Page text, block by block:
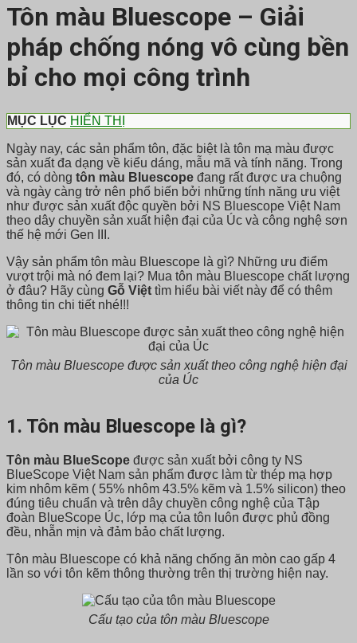
Tôn màu Bluescope – Giải
pháp chống nóng vô cùng bền
bỉ cho mọi công trình
MỤC LỤC HIỂN THỊ
Ngày nay, các sản phẩm tôn, đặc biệt là tôn mạ màu được
sản xuất đa dạng về kiểu dáng, mẫu mã và tính năng. Trong
đó, có dòng tôn màu Bluescope đang rất được ưa chuộng
và ngày càng trở nên phổ biến bởi những tính năng ưu việt
như được sản xuất độc quyền bởi NS Bluescope Việt Nam
theo dây chuyền sản xuất hiện đại của Úc và công nghệ sơn
thế hệ mới Gen III.
Vậy sản phẩm tôn màu Bluescope là gì? Những ưu điểm
vượt trội mà nó đem lại? Mua tôn màu Bluescope chất lượng
ở đâu? Hãy cùng Gỗ Việt tìm hiểu bài viết này để có thêm
thông tin chi tiết nhé!!!
Tôn màu Bluescope được sản xuất theo công nghệ hiện đại
của Úc
1. Tôn màu Bluescope là gì?
Tôn màu BlueScope được sản xuất bởi công ty NS
BlueScope Việt Nam sản phẩm được làm từ thép mạ hợp
kim nhôm kẽm ( 55% nhôm 43.5% kẽm và 1.5% silicon) theo
đúng tiêu chuẩn và trên dây chuyền công nghệ của Tập
đoàn BlueScope Úc, lớp mạ của tôn luôn được phủ đồng
đều, nhẵn mịn và đảm bảo chất lượng.
Tôn màu Bluescope có khả năng chống ăn mòn cao gấp 4
lần so với tôn kẽm thông thường trên thị trường hiện nay.
Cấu tạo của tôn màu Bluescope